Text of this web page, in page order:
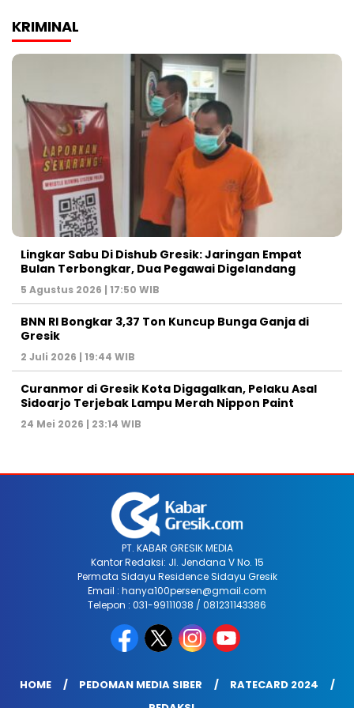
KRIMINAL
Lingkar Sabu Di Dishub Gresik: Jaringan Empat
Bulan Terbongkar, Dua Pegawai Digelandang
5 Agustus 2026 | 17:50 WIB
BNN RI Bongkar 3,37 Ton Kuncup Bunga Ganja di
Gresik
2 Juli 2026 | 19:44 WIB
Curanmor di Gresik Kota Digagalkan, Pelaku Asal
Sidoarjo Terjebak Lampu Merah Nippon Paint
24 Mei 2026 | 23:14 WIB
PT. KABAR GRESIK MEDIA
Kantor Redaksi: Jl. Jendana V No. 15
Permata Sidayu Residence Sidayu Gresik
Email : hanya100persen@gmail.com
Telepon : 031-99111038 / 081231143386
HOME PEDOMAN MEDIA SIBER
RATECARD 2024